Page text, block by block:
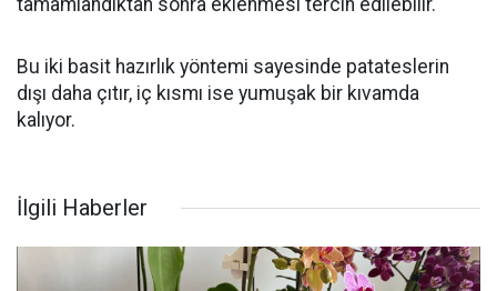
tamamlandıktan sonra eklenmesi tercih edilebilir.
Bu iki basit hazırlık yöntemi sayesinde patateslerin
dışı daha çıtır, iç kısmı ise yumuşak bir kıvamda
kalıyor.
İlgili Haberler